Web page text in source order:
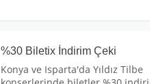
%30 Biletix İndirim Çeki
Konya ve Isparta'da Yıldız Tilbe